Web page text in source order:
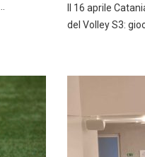
Il 16 aprile
del Volley S3: